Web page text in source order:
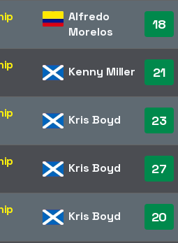
Alfredo
Morelos
18
Kenny Miller 21
Kris Boyd 23
Kris Boyd 27
Kris Boyd 20